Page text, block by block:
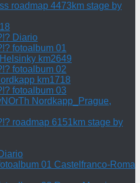
roadmap 4473km stage by
Diario
fotoalbum 01
km2649
fotoalbum 02
km1718
fotoalbum 03
Nordkapp_Prague,
roadmap 6151km stage by
01 Castelfranco-Roma